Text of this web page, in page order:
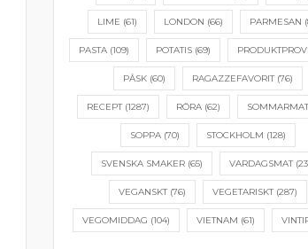
LIME (61) LONDON (66) PARMESAN
PASTA (109) POTATIS (69)
PÅSK (60) RAGAZZEFAVORIT(76)
RECEPT(1287) RÖRA(62) SOMMARMAT
SOPPA (70) STOCKHOLM (128)
SVENSKA SMAKER(65) VARDAGSMAT
VEGANSKT(76) VEGETARISKT(287)
VEGOMIDDAG (104) VIETNAM (61)